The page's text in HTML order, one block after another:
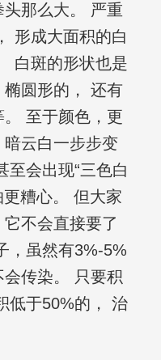
那么大。 严重
形成大面积的白
白斑的形状也是
圆形的， 还有
至于颜色，更
云白一步步变
至会出现“三色白
糟心。 但大家
不会直接要了
，虽然有3%-5%
传染。 只要积
低于50%的， 治